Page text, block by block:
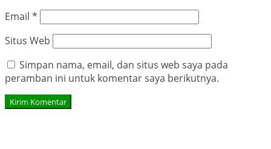
Email *
Situs Web
Simpan nama, email, dan situs web saya pada
peramban ini untuk komentar saya berikutnya.